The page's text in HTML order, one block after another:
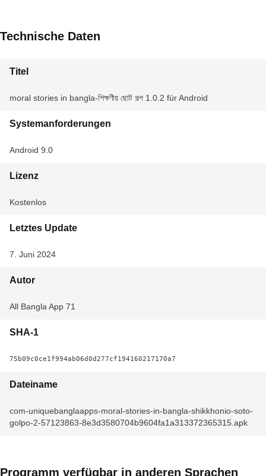
Technische Daten
Titel
moral stories in bangla-শিক্ষণীয় ছোট গল্প 1.0.2 für Android
Systemanforderungen
Android 9.0
Lizenz
Kostenlos
Letztes Update
7. Juni 2024
Autor
All Bangla App 71
SHA-1
75b09c0ce1f994ab06d0d277cf194160217170a7
Dateiname
com-uniquebanglaapps-moral-stories-in-bangla-shikkhonio-soto-
golpo-2-57123863-8e3d3580704b9604fa1a313372365315.apk
Programm verfügbar in anderen Sprachen